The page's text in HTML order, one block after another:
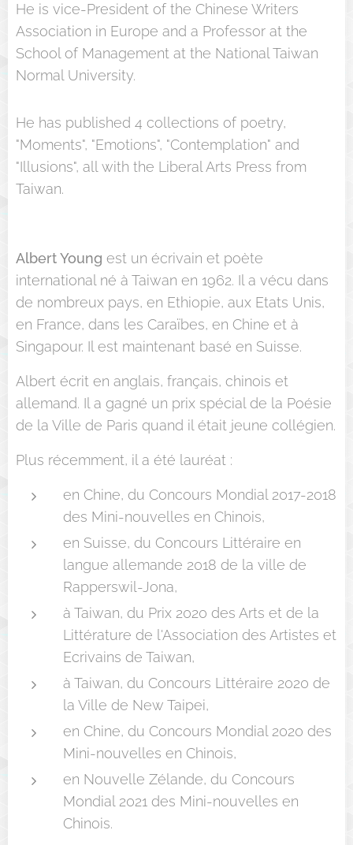
He is vice-President of the Chinese Writers
Association in Europe and a Professor at the
School of Management at the National Taiwan
Normal University.
He has published 4 collections of poetry,
"Moments", "Emotions", "Contemplation" and
"Illusions", all with the Liberal Arts Press from
Taiwan.
Albert Young est un écrivain et poète
international né à Taiwan en 1962. Il a vécu dans
de nombreux pays, en Ethiopie, aux Etats Unis,
en France, dans les Caraïbes, en Chine et à
Singapour. Il est maintenant basé en Suisse.
Albert écrit en anglais, français, chinois et
allemand. Il a gagné un prix spécial de la Poésie
de la Ville de Paris quand il était jeune collégien.
Plus récemment, il a été lauréat :
en Chine, du Concours Mondial 2017-2018
des Mini-nouvelles en Chinois,
en Suisse, du Concours Littéraire en
langue allemande 2018 de la ville de
Rapperswil-Jona,
à Taiwan, du Prix 2020 des Arts et de la
Littérature de l'Association des Artistes et
Ecrivains de Taiwan,
à Taiwan, du Concours Littéraire 2020 de
la Ville de New Taipei,
en Chine, du Concours Mondial 2020 des
Mini-nouvelles en Chinois,
en Nouvelle Zélande, du Concours
Mondial 2021 des Mini-nouvelles en
Chinois.